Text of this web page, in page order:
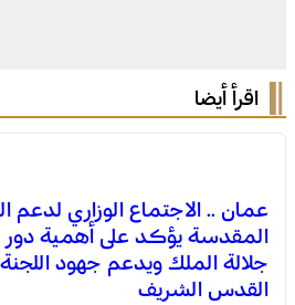
اقرأ أيضا
عمان .. الاجتماع الوزاري لدعم
المقدسة يؤكد على أهمية دور
جلالة الملك ويدعم جهود
القدس الشريف